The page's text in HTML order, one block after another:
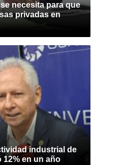
necesita para que
privadas en
industrial de
12% en un año